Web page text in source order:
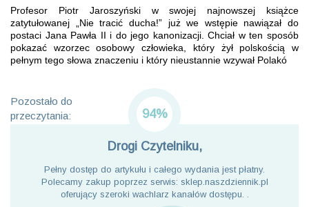
Profesor Piotr Jaroszyński w swojej najnowszej książce
zatytułowanej „Nie tracić ducha!” już we wstępie nawiązał do
postaci Jana Pawła II i do jego kanonizacji. Chciał w ten sposób
pokazać wzorzec osobowy człowieka, który żył polskością w
pełnym tego słowa znaczeniu i który nieustannie wzywał Polakó
Pozostało do
przeczytania:
94%
Drogi Czytelniku,
Pełny dostęp do artykułu i całego wydania jest płatny.
Polecamy zakup poprzez serwis: sklep.naszdziennik.pl
oferujący szeroki wachlarz kanałów dostępu. .